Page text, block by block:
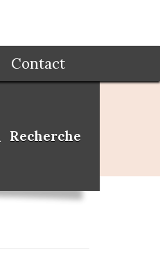
Contact
Recherche